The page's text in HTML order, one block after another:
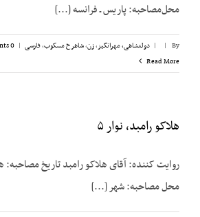
محل‌مصاحبه: پاریس ـ فرانسه [...]
By
|
| دولتشاهی، مهرانگیز,زن,شاهرخ مسکوب,فارسی |
0 Comments
Read More
هلاکو رامبد، نوار ۵
محل مصاحبه: شهر [...]